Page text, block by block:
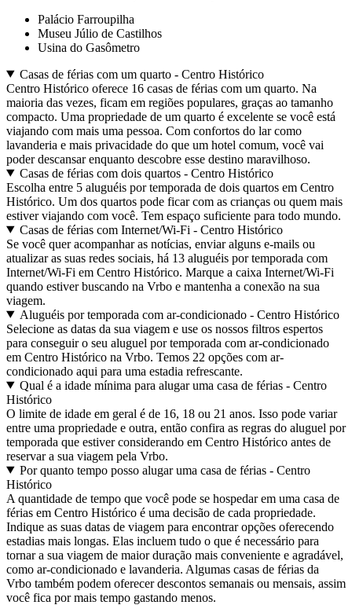
Palácio Farroupilha
Museu Júlio de Castilhos
Usina do Gasômetro
Casas de férias com um quarto - Centro Histórico
Centro Histórico oferece 16 casas de férias com um quarto. Na
maioria das vezes, ficam em regiões populares, graças ao tamanho
compacto. Uma propriedade de um quarto é excelente se você está
viajando com mais uma pessoa. Com confortos do lar como
lavanderia e mais privacidade do que um hotel comum, você vai
poder descansar enquanto descobre esse destino maravilhoso.
Casas de férias com dois quartos - Centro Histórico
Escolha entre 5 aluguéis por temporada de dois quartos em Centro
Histórico. Um dos quartos pode ficar com as crianças ou quem mais
estiver viajando com você. Tem espaço suficiente para todo mundo.
Casas de férias com Internet/Wi-Fi - Centro Histórico
Se você quer acompanhar as notícias, enviar alguns e-mails ou
atualizar as suas redes sociais, há 13 aluguéis por temporada com
Internet/Wi-Fi em Centro Histórico. Marque a caixa Internet/Wi-Fi
quando estiver buscando na Vrbo e mantenha a conexão na sua
viagem.
Aluguéis por temporada com ar-condicionado - Centro Histórico
Selecione as datas da sua viagem e use os nossos filtros espertos
para conseguir o seu aluguel por temporada com ar-condicionado
em Centro Histórico na Vrbo. Temos 22 opções com ar-
condicionado aqui para uma estadia refrescante.
Qual é a idade mínima para alugar uma casa de férias - Centro
Histórico
O limite de idade em geral é de 16, 18 ou 21 anos. Isso pode variar
entre uma propriedade e outra, então confira as regras do aluguel por
temporada que estiver considerando em Centro Histórico antes de
reservar a sua viagem pela Vrbo.
Por quanto tempo posso alugar uma casa de férias - Centro
Histórico
A quantidade de tempo que você pode se hospedar em uma casa de
férias em Centro Histórico é uma decisão de cada propriedade.
Indique as suas datas de viagem para encontrar opções oferecendo
estadias mais longas. Elas incluem tudo o que é necessário para
tornar a sua viagem de maior duração mais conveniente e agradável,
como ar-condicionado e lavanderia. Algumas casas de férias da
Vrbo também podem oferecer descontos semanais ou mensais, assim
você fica por mais tempo gastando menos.